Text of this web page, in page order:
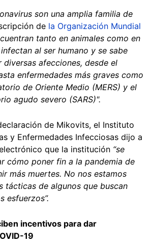
son una amplia familia de
de la Organización Mundial
tanto ‎en animales como en
al ser humano y se ‎sabe
diversas afecciones, desde el
enfermedades más graves como
de ‎Oriente Medio (MERS) y el
agudo severo (SARS)".
de Mikovits, el Instituto
y Enfermedades Infecciosas dijo a
que la institución “se
cómo poner fin a la pandemia de
más muertes. No nos estamos
tácticas de algunos que buscan
esfuerzos”.
incentivos para dar
19